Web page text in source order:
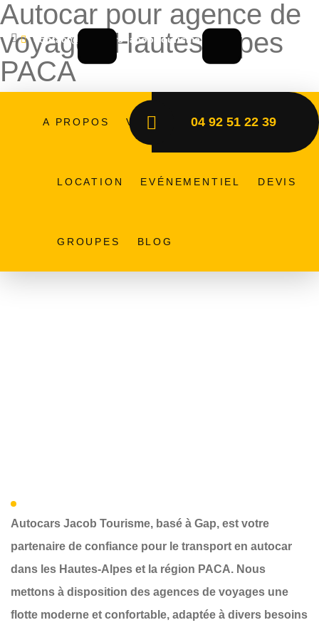
contact@autocars-jacob-tourisme.fr
A PROPOS VÉHICULES LIGNES
LOCATION EVÉNEMENTIEL DEVIS
GROUPES BLOG
04 92 51 22 39
Autocar pour agence de
voyages Hautes-Alpes
PACA
Transport en autocar pour
agences de voyages à Gap,
Hautes-Alpes et PACA
Autocars Jacob Tourisme, basé à Gap, est votre
partenaire de confiance pour le transport en autocar
dans les Hautes-Alpes et la région PACA. Nous
mettons à disposition des agences de voyages une
flotte moderne et confortable, adaptée à divers besoins